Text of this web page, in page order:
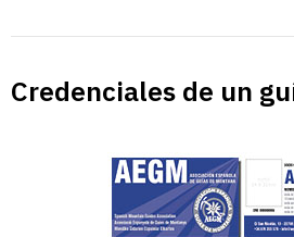
Credenciales de un